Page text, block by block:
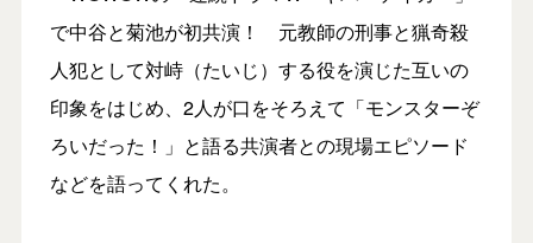
で中谷と菊池が初共演！ 元教師の刑事と猟奇殺
人犯として対峙（たいじ）する役を演じた互いの
印象をはじめ、2人が口をそろえて「モンスターぞ
ろいだった！」と語る共演者との現場エピソード
などを語ってくれた。